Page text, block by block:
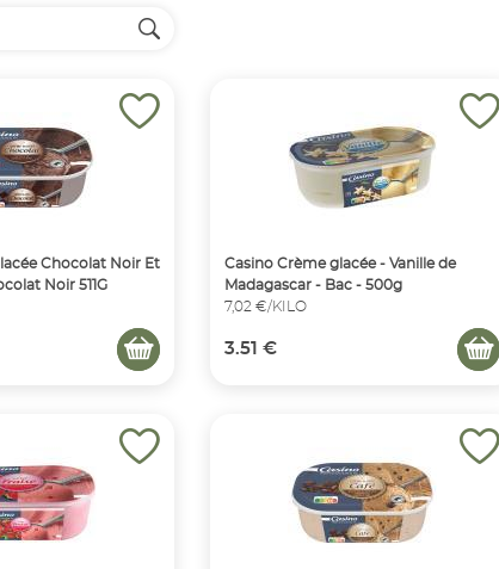
Chocolat Noir Et
Noir 511G
Casino Crème glacée - Vanille de
Madagascar - Bac - 500g
7,02 €/KILO
3.51 €